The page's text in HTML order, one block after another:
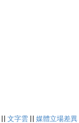
|| 文字雲 || 媒體立場差異